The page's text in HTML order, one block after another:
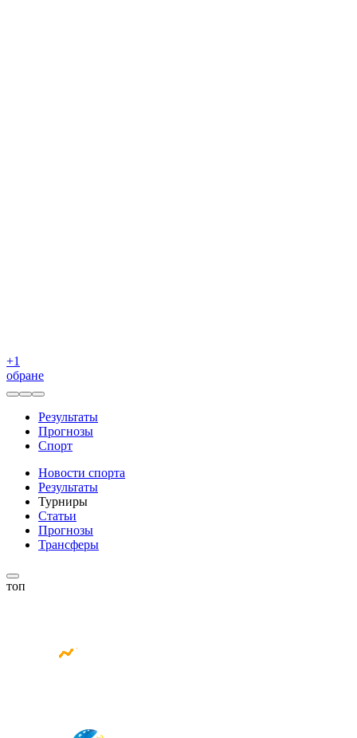
+1
обране
Результаты
Прогнозы
Спорт
Новости спорта
Результаты
Турниры
Статьи
Прогнозы
Трансферы
топ